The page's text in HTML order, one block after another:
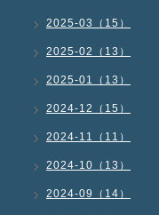
2025-03（15）
2025-02（13）
2025-01（13）
2024-12（15）
2024-11（11）
2024-10（13）
2024-09（14）